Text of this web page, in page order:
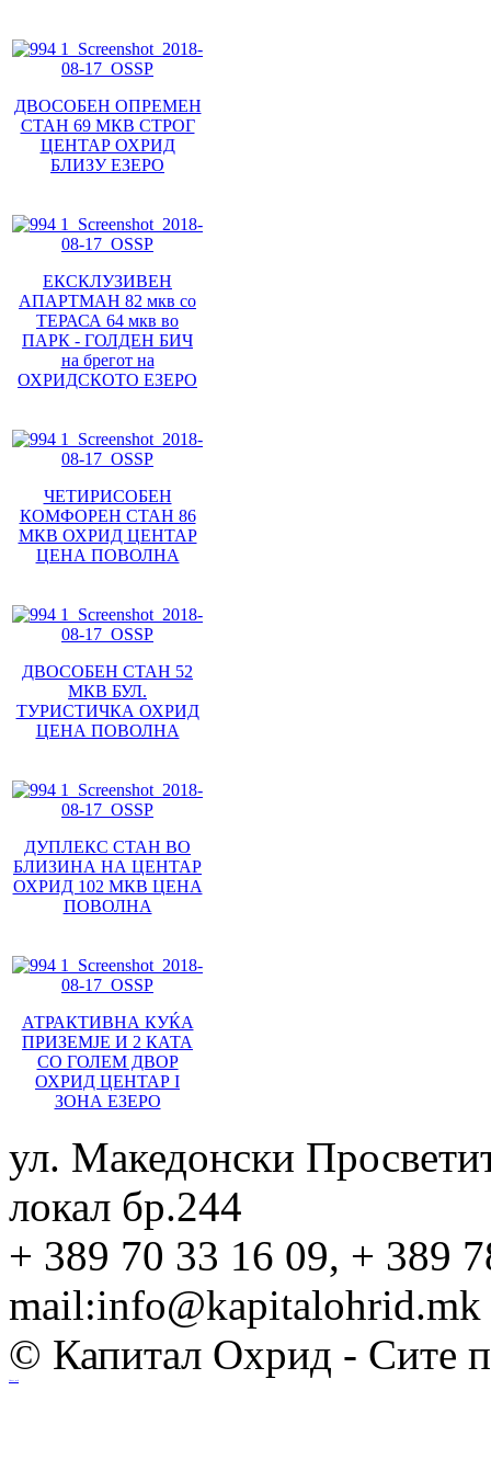
ДВОСОБЕН ОПРЕМЕН
СТАН 69 МКВ СТРОГ
ЦЕНТАР ОХРИД
БЛИЗУ ЕЗЕРО
ЕКСКЛУЗИВЕН
АПАРТМАН 82 мкв со
ТЕРАСА 64 мкв во
ПАРК - ГОЛДЕН БИЧ
на брегот на
ОХРИДСКОТО ЕЗЕРО
ЧЕТИРИСОБЕН
КОМФОРЕН СТАН 86
МКВ ОХРИД ЦЕНТАР
ЦЕНА ПОВОЛНА
ДВОСОБЕН СТАН 52
МКВ БУЛ.
ТУРИСТИЧКА ОХРИД
ЦЕНА ПОВОЛНА
ДУПЛЕКС СТАН ВО
БЛИЗИНА НА ЦЕНТАР
ОХРИД 102 МКВ ЦЕНА
ПОВОЛНА
АТРАКТИВНА КУЌА
ПРИЗЕМЈЕ И 2 КАТА
СО ГОЛЕМ ДВОР
ОХРИД ЦЕНТАР I
ЗОНА ЕЗЕРО
ул. Македонски
локал бр.244
+ 389 70 33 16 09, + 389
mail:info@kapitalohrid.mk
© Капитал Охрид - Сите
Ihost.mk